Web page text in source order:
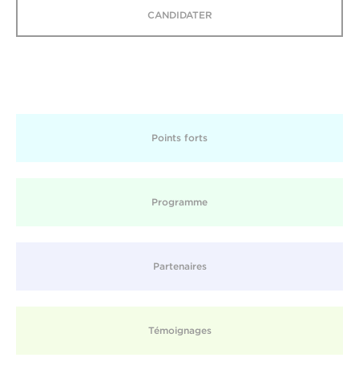
CANDIDATER
Points forts
Programme
Partenaires
Témoignages